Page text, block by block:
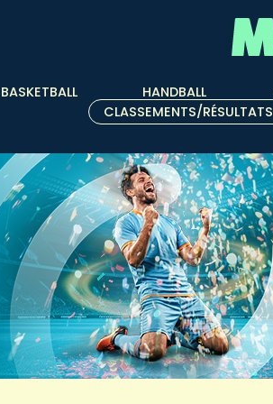
BASKETBALL HANDBALL
CLASSEMENTS/RÉSULTATS